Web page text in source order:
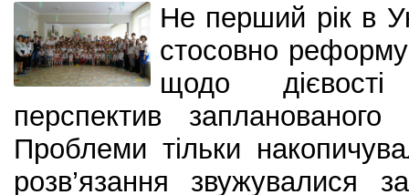
Не перший рік в
стосовно
щодо
перспектив
Проблеми тільки
розв’язання звужувалися